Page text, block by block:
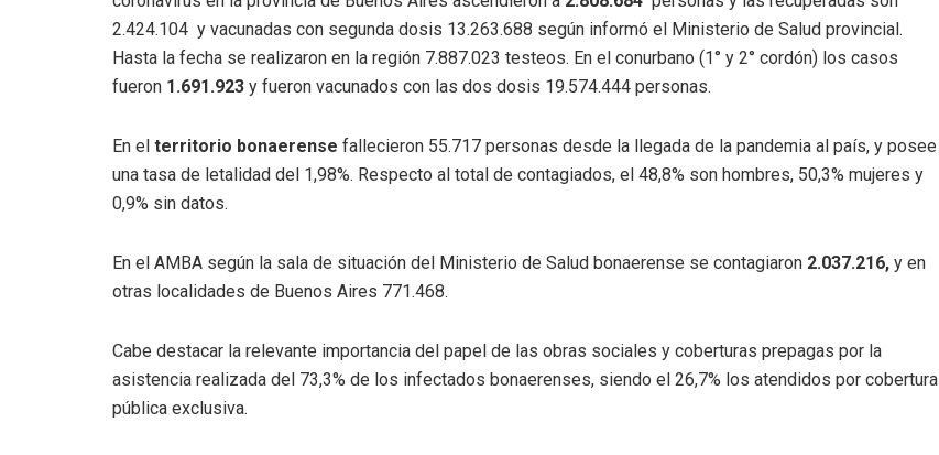
2.424.104 y vacunadas con segunda dosis 13.263.688 según informó el Ministerio de Salud provincial.
Hasta la fecha se realizaron en la región 7.887.023 testeos. En el conurbano (1° y 2° cordón) los casos
fueron 1.691.923 y fueron vacunados con las dos dosis 19.574.444 personas.
En el territorio bonaerense fallecieron 55.717 personas desde la llegada de la pandemia al país, y posee
una tasa de letalidad del 1,98%. Respecto al total de contagiados, el 48,8% son hombres, 50,3% mujeres y
0,9% sin datos.
En el AMBA según la sala de situación del Ministerio de Salud bonaerense se contagiaron 2.037.216, y en
otras localidades de Buenos Aires 771.468.
Cabe destacar la relevante importancia del papel de las obras sociales y coberturas prepagas por la
asistencia realizada del 73,3% de los infectados bonaerenses, siendo el 26,7% los atendidos por cobertura
pública exclusiva.